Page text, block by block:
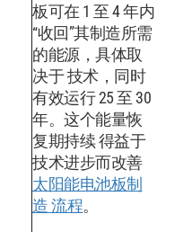
板可在 1 至 4 年内
“收回”其制造所需
的能源，具体取
决于 技术，同时
有效运行 25 至 30
年。这个能量恢
复期持续 得益于
技术进步而改善
太阳能电池板制
造 流程。